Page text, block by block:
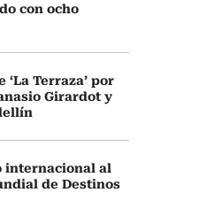
con ocho
‘La Terraza’ por
Girardot y
internacional al
de Destinos